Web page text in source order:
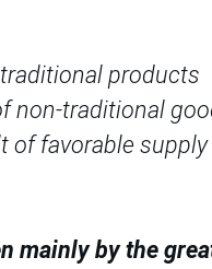
products
non-traditional
of favorable supply
mainly by the